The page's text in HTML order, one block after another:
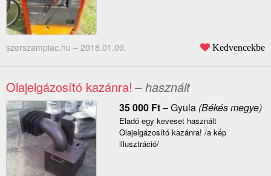
szerszampiac.hu – 2018.01.09. Kedvencekbe
Olajelgázosító kazánra! – használt
35 000 Ft–Gyula(Békés megye)
Eladó egy keveset használt
Olajelgázosító kazánra! /a kép
illusztráció/